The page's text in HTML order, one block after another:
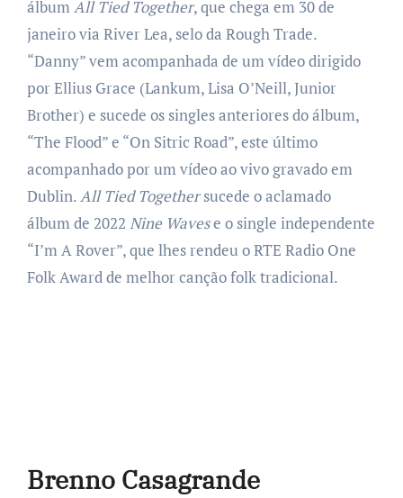
álbumAll Tied Together, que chega em 30 de
janeiro via River Lea, selo da Rough Trade.
“Danny” vem acompanhada de um vídeo dirigido
por Ellius Grace (Lankum, Lisa O’Neill, Junior
Brother) e sucede os singles anteriores do álbum,
“The Flood” e “On Sitric Road”, este último
acompanhado por um vídeo ao vivo gravado em
Dublin.All Tied Togethersucede o aclamado
álbum de 2022 Nine Wavese o single independente
“I’m A Rover”, que lhes rendeu o RTE Radio One
Folk Award de melhor canção folk tradicional.
Brenno Casagrande